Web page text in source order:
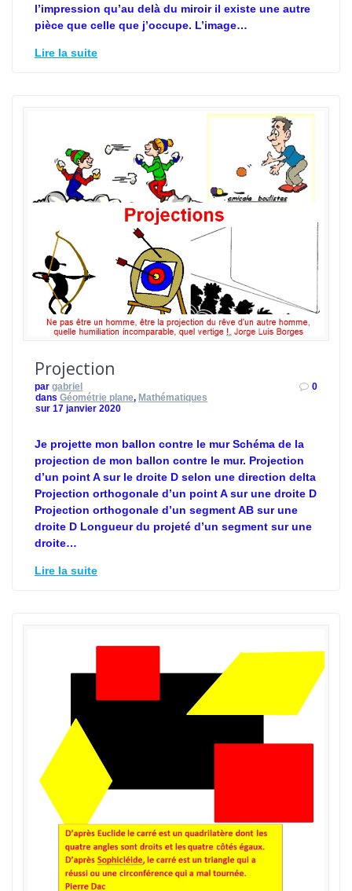
l’impression qu’au delà du miroir il existe une autre
pièce que celle que j’occupe. L’image…
Lire la suite
Projection
par gabriel
dansGéométrie plane, Mathématiques
sur 17 janvier 2020
0
Je projette mon ballon contre le mur Schéma de la
projection de mon ballon contre le mur. Projection
d’un point A sur le droite D selon une direction delta
Projection orthogonale d’un point A sur une droite D
Projection orthogonale d’un segment AB sur une
droite D Longueur du projeté d’un segment sur une
droite…
Lire la suite